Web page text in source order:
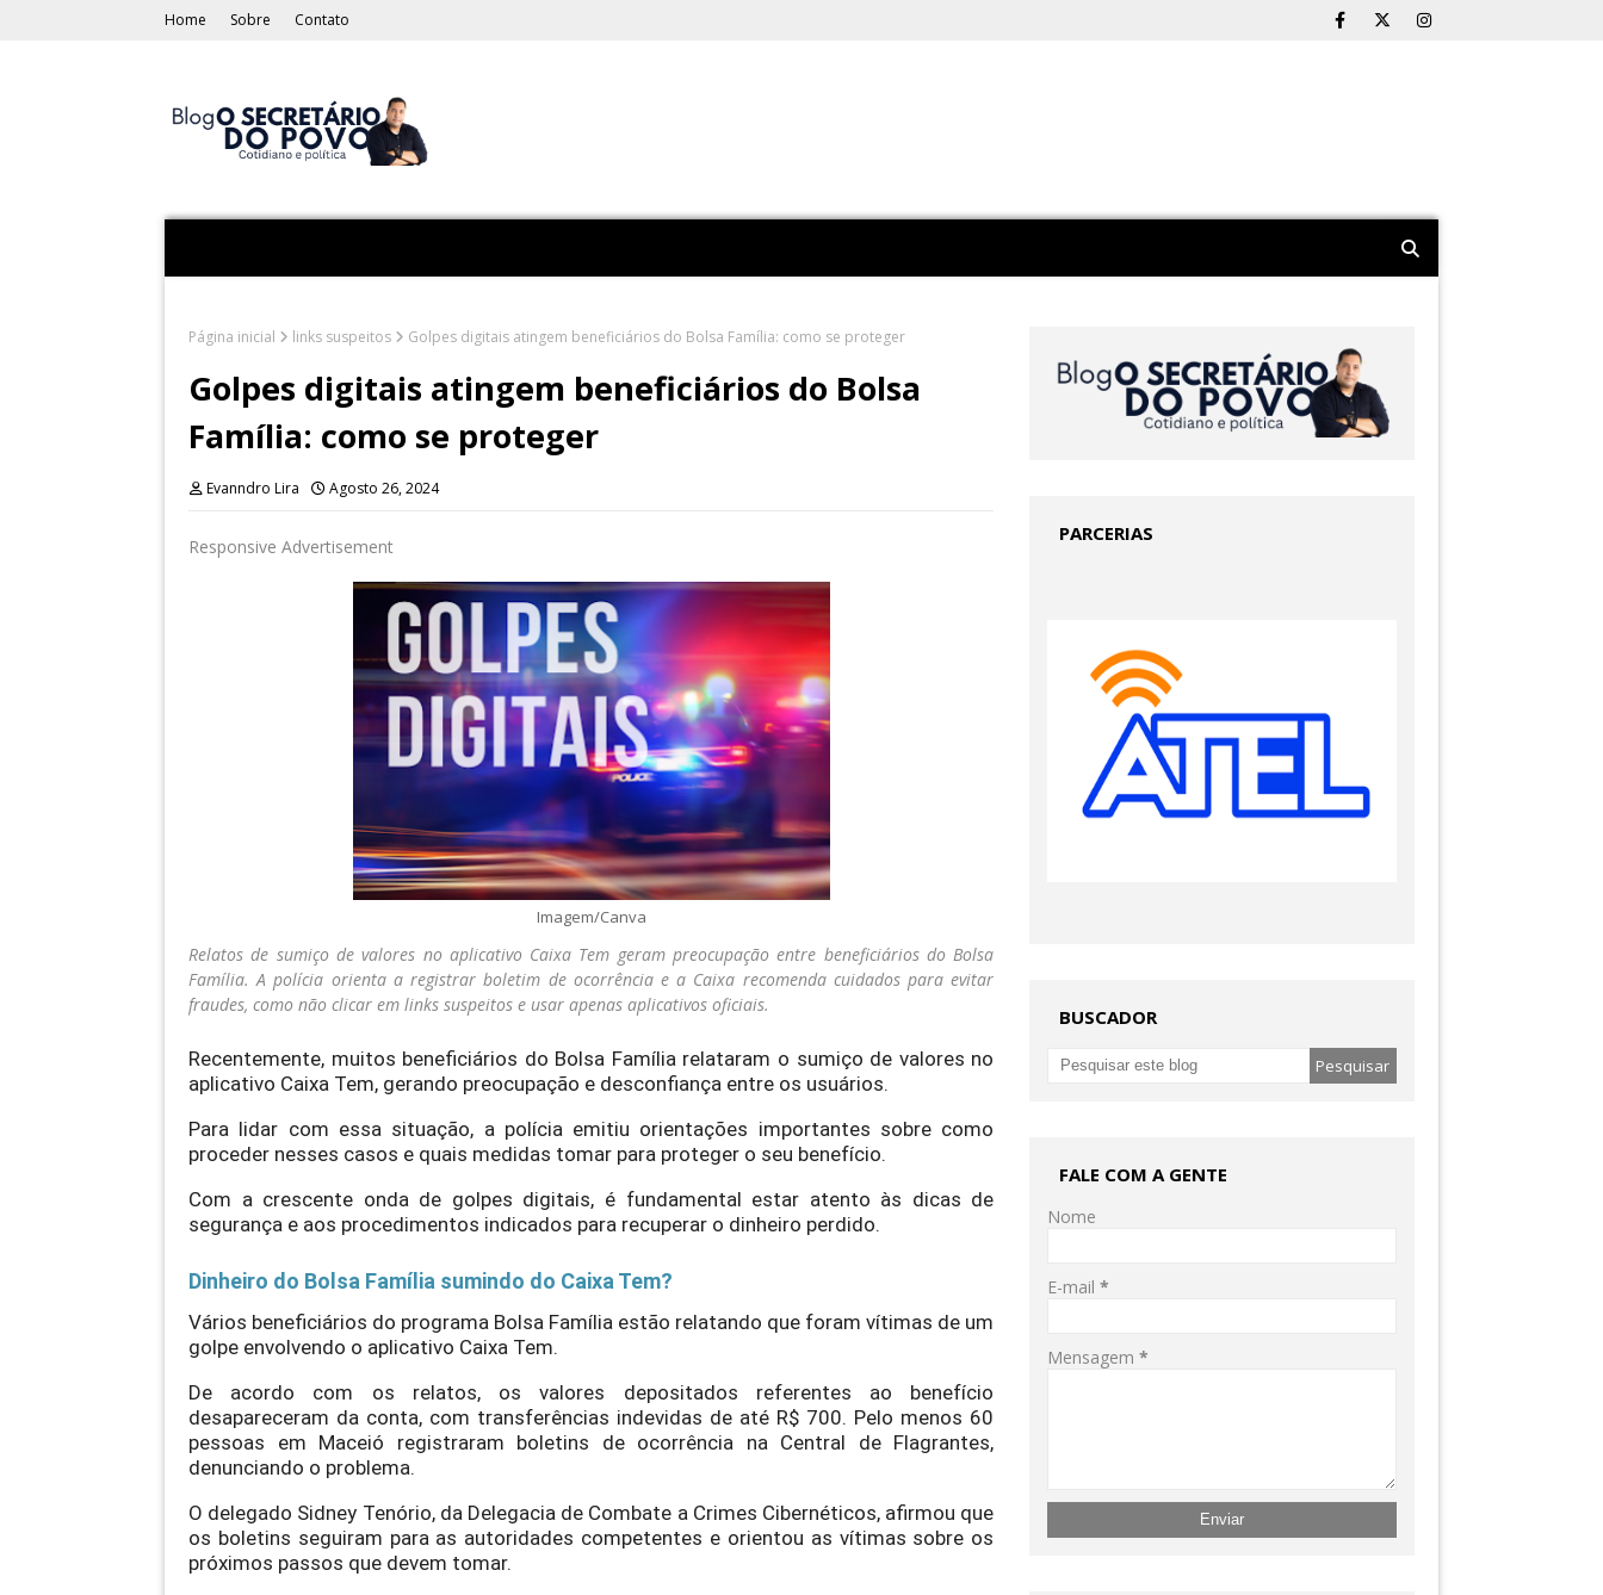
Home Sobre Contato
Página inicial links suspeitos Golpes digitais atingem beneficiários do Bolsa Família: como se proteger
Golpes digitais atingem beneficiários do Bolsa
Família: como se proteger
Evanndro Lira Agosto 26, 2024
Responsive Advertisement
Imagem/Canva
Relatos de sumiço de valores no aplicativo Caixa Tem geram preocupação entre beneficiários do Bolsa
Família. A polícia orienta a registrar boletim de ocorrência e a Caixa recomenda cuidados para evitar
fraudes, como não clicar em links suspeitos e usar apenas aplicativos oficiais.
Recentemente, muitos beneficiários do Bolsa Família relataram o sumiço de valores no
aplicativo Caixa Tem, gerando preocupação e desconfiança entre os usuários.
Para lidar com essa situação, a polícia emitiu orientações importantes sobre como
proceder nesses casos e quais medidas tomar para proteger o seu benefício.
Com a crescente onda de golpes digitais, é fundamental estar atento às dicas de
segurança e aos procedimentos indicados para recuperar o dinheiro perdido.
Dinheiro do Bolsa Família sumindo do Caixa Tem?
Vários beneficiários do programa Bolsa Família estão relatando que foram vítimas de um
golpe envolvendo o aplicativo Caixa Tem.
De acordo com os relatos, os valores depositados referentes ao benefício
desapareceram da conta, com transferências indevidas de até R$ 700. Pelo menos 60
pessoas em Maceió registraram boletins de ocorrência na Central de Flagrantes,
denunciando o problema.
O delegado Sidney Tenório, da Delegacia de Combate a Crimes Cibernéticos, afirmou que
os boletins seguiram para as autoridades competentes e orientou as vítimas sobre os
próximos passos que devem tomar.
PARCERIAS
BUSCADOR
FALE COM A GENTE
Nome
E-mail*
Mensagem*